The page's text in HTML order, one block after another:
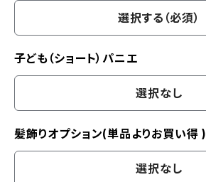
選択する（必須）
子ども（ショート）パニエ
選択なし
髪飾りオプション(単品よりお買い得 )
選択なし